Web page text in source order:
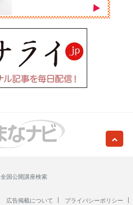
全国公開講座検索
広告掲載について
プライバシーポリシー